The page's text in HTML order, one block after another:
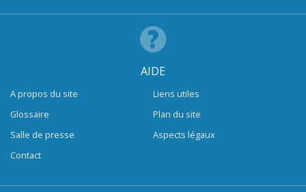
AIDE
A propos du site
Glossaire
Salle de presse
Contact
Liens utiles
Plan du site
Aspects légaux